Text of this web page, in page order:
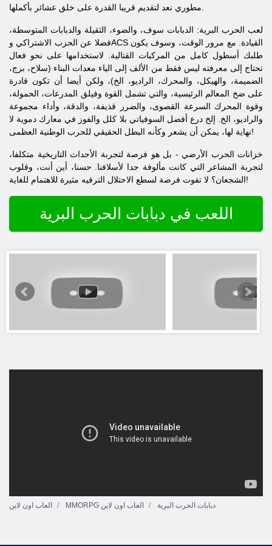
لعب الحرب البرية: الدبابات سوف، والضوء، الثقيلة والدبابات المتوسطة،
فضلا عن الحزب الاشتراكي وACS القيادة. مع مرور الوقت، وسوف يكون
طلبك أسطول كامل من المركبات القتالية. لاستخدامها على نحو فعال
تحتاج إلى معرفته ليس فقط من الألف إلى الياء معدات البناء (سلاح، برج،
الضميمة، والهيكل، والمحرك، الراديو، الخ)، ولكن أيضا أن تكون قادرة
على ضخ المعالم الرئيسية، والتي تشمل القوة وفيلق المدرعات، الحمولة،
وقوة المحرك السرعة القصوى، والضرر قذيفة، والدقة، وأداء مجموعة
والراديو، الخ. إلخ درع أفضل السوفياتي بلا كلل والفوز في معارك دموية لا
نهاية لها، يمكن أن يشعر وكأنه البطل الحقيقي للحرب الوطنية العظمى!
خزانات الحرب الأرضي - بل هو فرصة لتجربة الأحداث التاريخية متكلفا،
لتجربة المشاعر التي كانت مألوفة جدا لأسلافنا. حسنا، أين أنت، وقلوب
الشجعان؟ لا تفوت فرصة لسطع الاحتلال الترفيه مثيرة للاهتمام للغاية!
اللعب في دبابات الحرب البرية
العاب اون لاين MMORPG العاب اون لاين دبابات الحرب البرية